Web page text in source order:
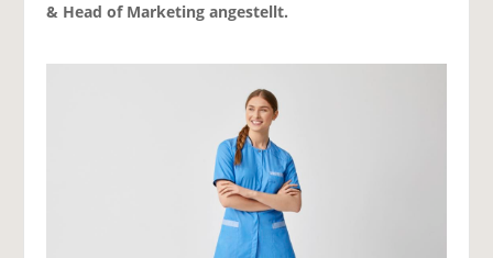
& Head of Marketing angestellt.